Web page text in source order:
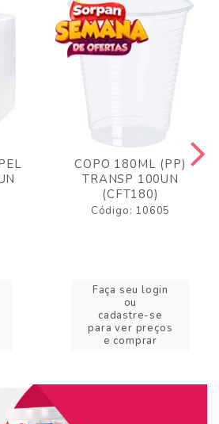
COPO 180ML (PP)
TRANSP 100UN
(CFT180)
Código: 10605
Faça seu login
ou
cadastre-se
para ver preços
e comprar